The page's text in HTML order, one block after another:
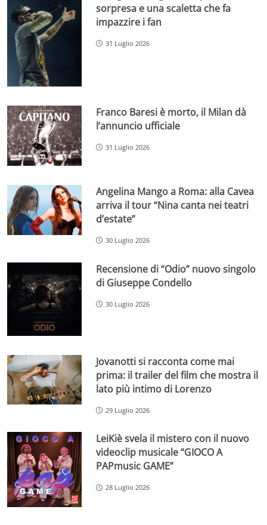
sorpresa e una scaletta che fa
impazzire i fan
31 Luglio 2026
Franco Baresi è morto, il Milan dà
l’annuncio ufficiale
31 Luglio 2026
Angelina Mango a Roma: alla Cavea
arriva il tour “Nina canta nei teatri
d’estate”
30 Luglio 2026
Recensione di “Odio” nuovo singolo
di Giuseppe Condello
30 Luglio 2026
Jovanotti si racconta come mai
prima: il trailer del film che mostra il
lato più intimo di Lorenzo
29 Luglio 2026
LeiKiè svela il mistero con il nuovo
videoclip musicale “GIOCO A
PAPmusic GAME”
28 Luglio 2026